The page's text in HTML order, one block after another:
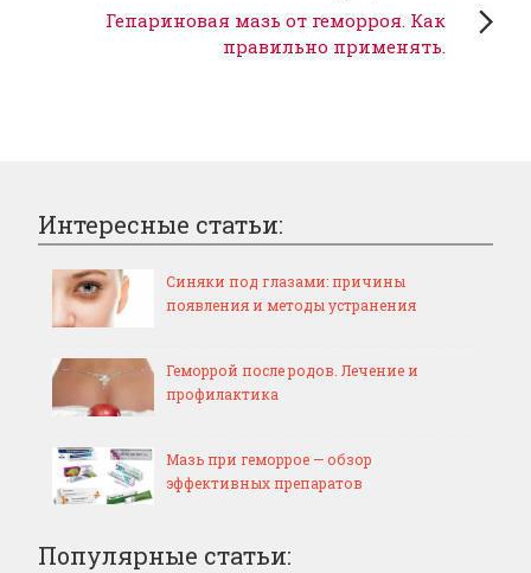
Гепариновая мазь от геморроя. Как
правильно применять.
Интересные статьи:
Синяки под глазами: причины
появления и методы устранения
Геморрой после родов. Лечение и
профилактика
Мазь при геморрое — обзор
эффективных препаратов
Популярные статьи: